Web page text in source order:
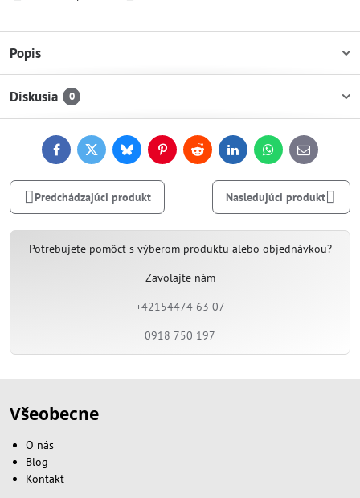
Popis
Diskusia 0
FacebookTwitterBlueskyPinterestReddit LinkedInWhatsApp
E-
mail
Predchádzajúci produkt Nasledujúci produkt
Potrebujete pomôcť s výberom produktu alebo objednávkou?
Zavolajte nám
+42154474 63 07
0918 750 197
Všeobecne
O nás
Blog
Kontakt